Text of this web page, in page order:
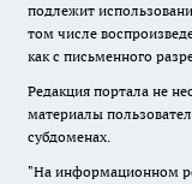
подлежит
том числе
как с письменного
Редакция портала не
материалы
субдоменах.
"На информационном